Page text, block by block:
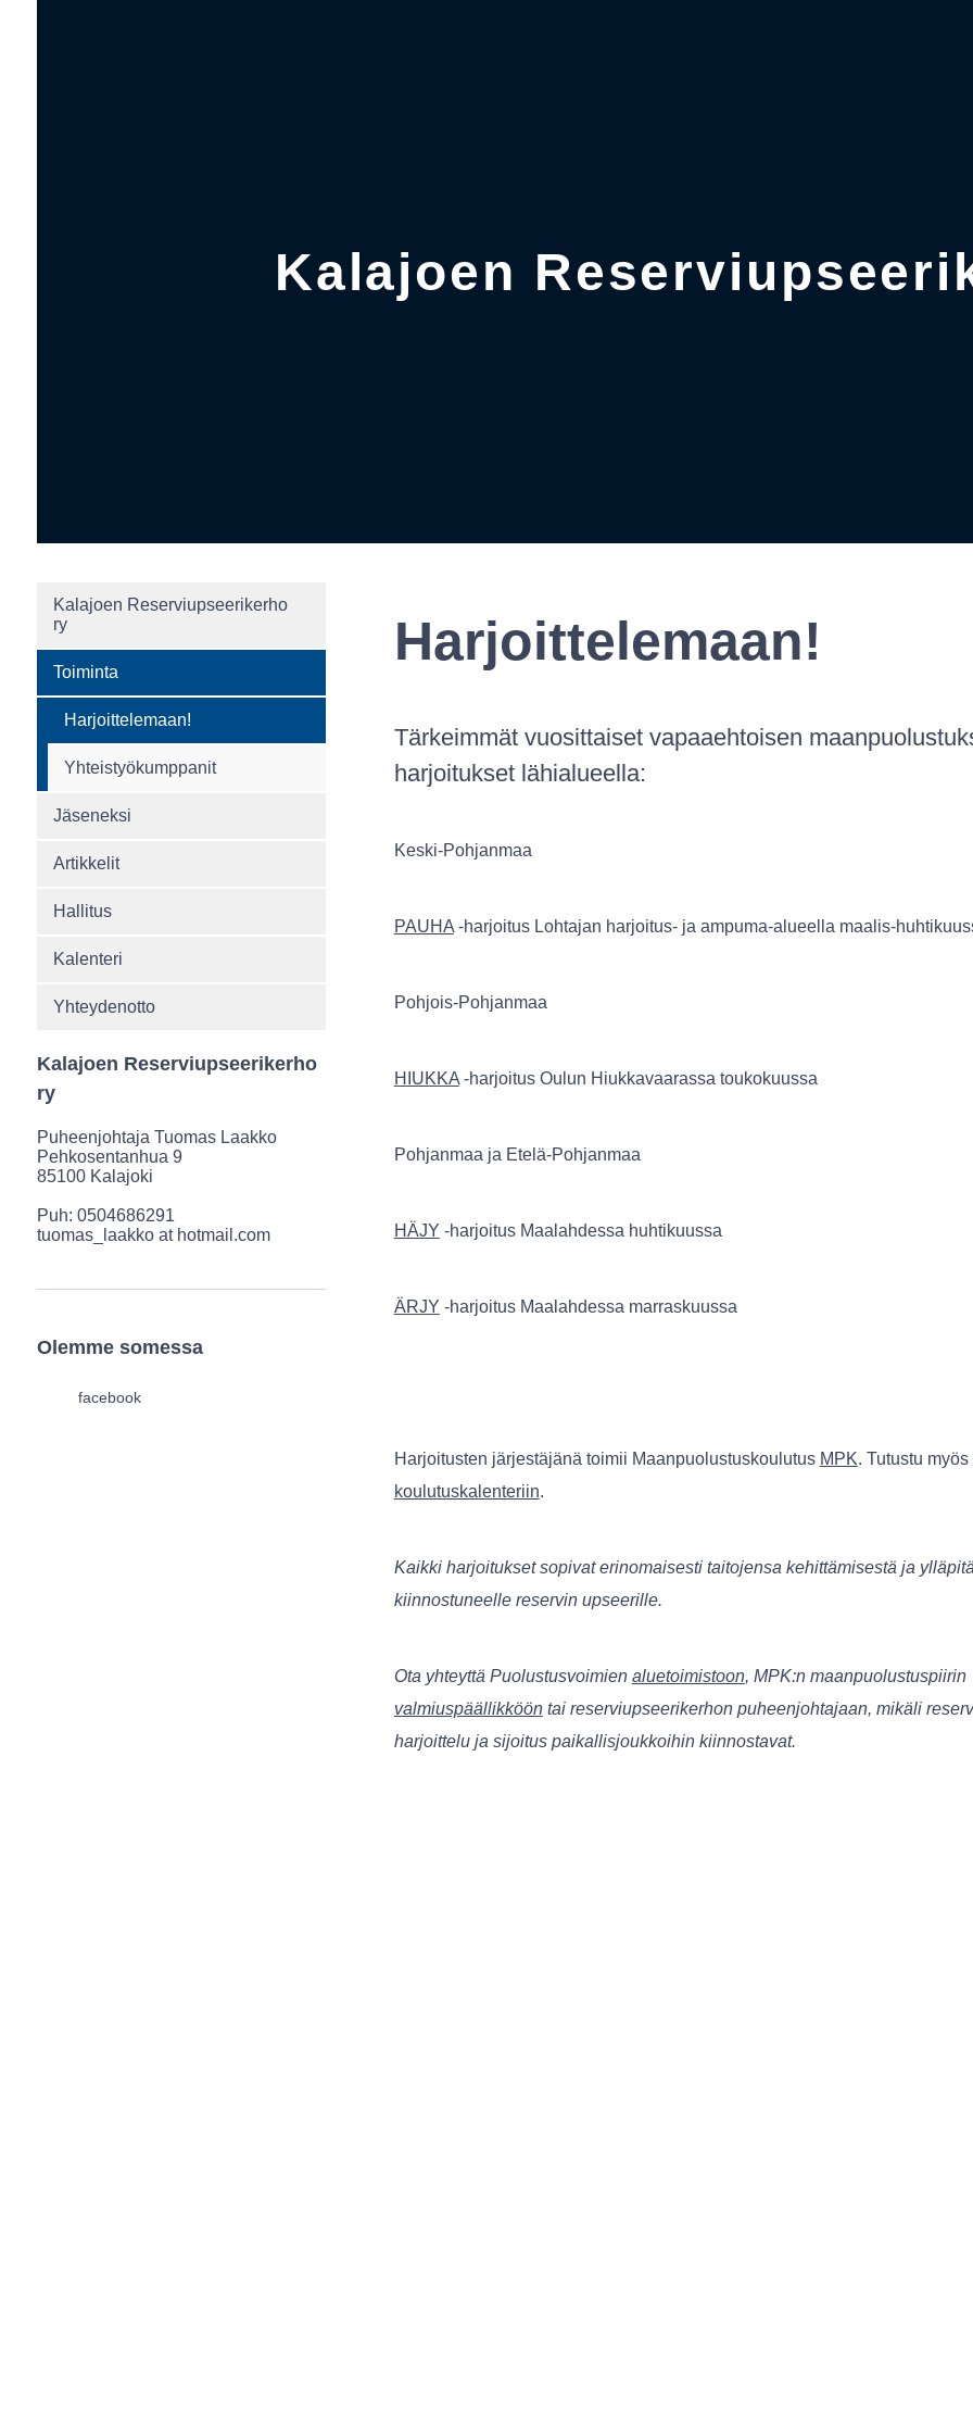
Kalajoen
Kalajoen Reserviupseerikerho
ry
Toiminta
Harjoittelemaan!
Yhteistyökumppanit
Jäseneksi
Artikkelit
Hallitus
Kalenteri
Yhteydenotto
Kalajoen Reserviupseerikerho
ry
Puheenjohtaja Tuomas Laakko
Pehkosentanhua 9
85100 Kalajoki
Puh: 0504686291
tuomas_laakko at hotmail.com
Olemme somessa
facebook
Harjoittelemaan!
Tärkeimmät vuosittaiset vapaaehtoisen
harjoitukset lähialueella:
Keski-Pohjanmaa
PAUHA-harjoitus Lohtajan harjoitus- ja ampuma-alueella maalis-
Pohjois-Pohjanmaa
HIUKKA-harjoitus Oulun Hiukkavaarassa toukokuussa
Pohjanmaa ja Etelä-Pohjanmaa
HÄJY -harjoitus Maalahdessa huhtikuussa
ÄRJY -harjoitus Maalahdessa marraskuussa
Harjoitusten järjestäjänä toimii Maanpuolustuskoulutus MPK. Tutustu myös
koulutuskalenteriin.
Kaikki harjoitukset sopivat erinomaisesti taitojensa kehittämisestä ja
kiinnostuneelle reservin upseerille.
Ota yhteyttä Puolustusvoimien aluetoimistoon, MPK:n maanpuolustuspiirin
valmiuspäällikkööntai reserviupseerikerhon puheenjohtajaan, mikäli
harjoittelu ja sijoitus paikallisjoukkoihin kiinnostavat.